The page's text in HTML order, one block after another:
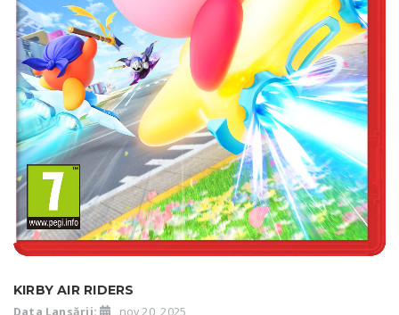
KIRBY AIR RIDERS
Data Lansării: nov 20, 2025